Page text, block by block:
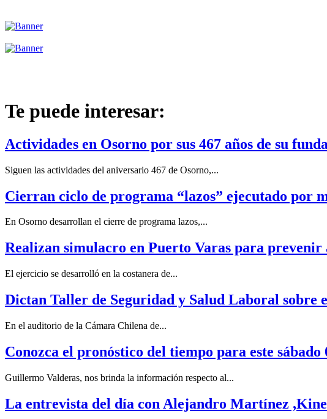
Te puede interesar:
Actividades en Osorno por sus 467 años de su
Siguen las actividades del aniversario 467 de Osorno,...
Cierran ciclo de programa “lazos” ejecutado por
En Osorno desarrollan el cierre de programa lazos,...
Realizan simulacro en Puerto Varas para
El ejercicio se desarrolló en la costanera de...
Dictan Taller de Seguridad y Salud Laboral sobre
En el auditorio de la Cámara Chilena de...
Conozca el pronóstico del tiempo para este
Guillermo Valderas, nos brinda la información respecto al...
La entrevista del día con Alejandro Martínez